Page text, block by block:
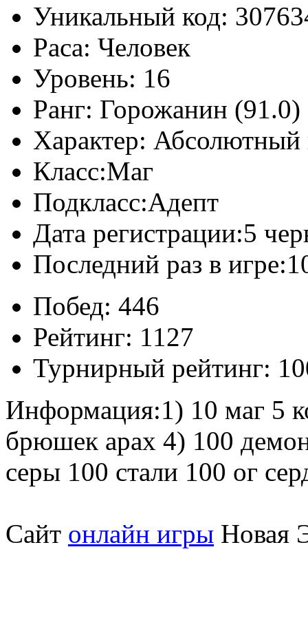
Уникальный код:
Раса: Человек
Уровень: 16
Ранг: Горожанин (91.0)
Характер: Абсолютный
Класс:Маг
Подкласс:Адепт
Дата регистрации:5
Последний раз в игре:
Побед: 446
Рейтинг: 1127
Турнирный рейтинг:
Информация:1) 10 маг 5
брюшек арах 4) 100
серы 100 стали 100 ог
Сайт онлайн игры Новая